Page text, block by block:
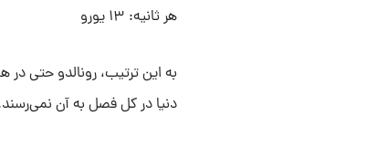
هر ثانیه: ۱۳ یورو
به این ترتیب، رونالدو حتی
دنیا در کل فصل به آن